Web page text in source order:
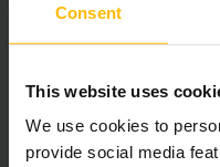
Consent
This website uses
We use cookies to
provide social media
Pridať produkt do košíka